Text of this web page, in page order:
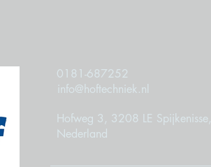
0181-687252
info@hoftechniek.nl
Hofweg 3, 3208 LE Spijkenisse,
Nederland